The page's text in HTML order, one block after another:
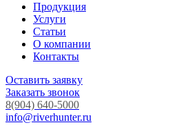
Продукция
Услуги
Статьи
О компании
Контакты
Оставить заявку
Заказать звонок
8(904) 640-5000
info@riverhunter.ru